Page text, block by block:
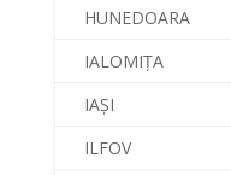
HUNEDOARA
IALOMIȚA
IAȘI
ILFOV